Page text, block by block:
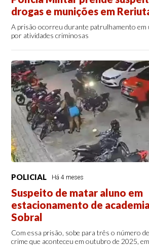
drogas e munições em
A prisão ocorreu durante patrulhamento em
por atividades criminosas
POLICIAL Há 4 meses
Suspeito de matar aluno em
estacionamento de
Sobral
Com essa prisão, sobe para três o número
crime que aconteceu em outubro de 2025,